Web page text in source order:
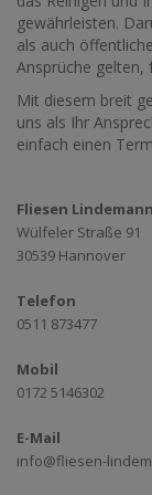
gewährleisten.
als auch
Ansprüche gelten,
Mit diesem breit
uns als Ihr
einfach einen
Fliesen Lindemann
Wülfeler Straße 91
30539 Hannover
Telefon
0511 873477
Mobil
0172 5146302
E-Mail
info@fliesen-